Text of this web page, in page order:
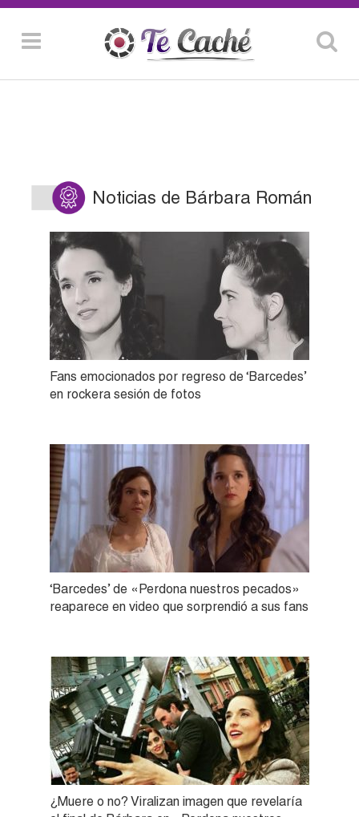
Noticias de Bárbara Román
Fans emocionados por regreso de ‘Barcedes’
en rockera sesión de fotos
‘Barcedes’ de «Perdona nuestros pecados»
reaparece en video que sorprendió a sus fans
¿Muere o no? Viralizan imagen que revelaría